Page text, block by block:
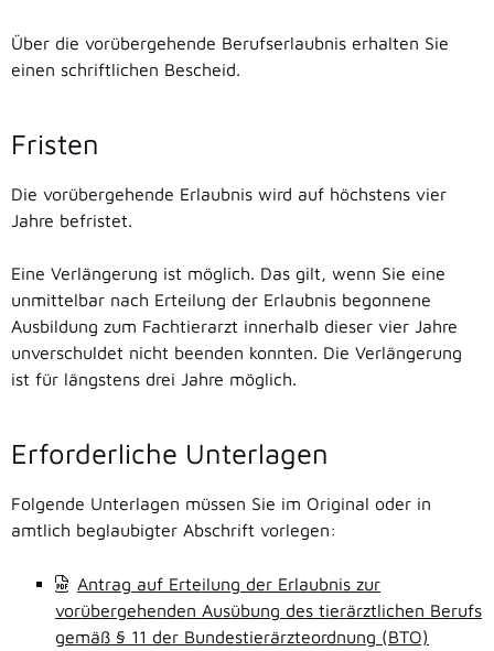
Über die vorübergehende Berufserlaubnis erhalten Sie
einen schriftlichen Bescheid.
Fristen
Die vorübergehende Erlaubnis wird auf höchstens vier
Jahre befristet.
Eine Verlängerung ist möglich. Das gilt, wenn Sie eine
unmittelbar nach Erteilung der Erlaubnis begonnene
Ausbildung zum Fachtierarzt innerhalb dieser vier Jahre
unverschuldet nicht beenden konnten. Die Verlängerung
ist für längstens drei Jahre möglich.
Erforderliche Unterlagen
Folgende Unterlagen müssen Sie im Original oder in
amtlich beglaubigter Abschrift vorlegen:
Antrag auf Erteilung der Erlaubnis zur
vorübergehenden Ausübung des tierärztlichen Berufs
gemäß § 11 der Bundestierärzteordnung (BTO)